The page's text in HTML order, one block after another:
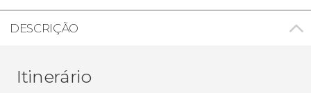
DESCRIÇÃO
Itinerário